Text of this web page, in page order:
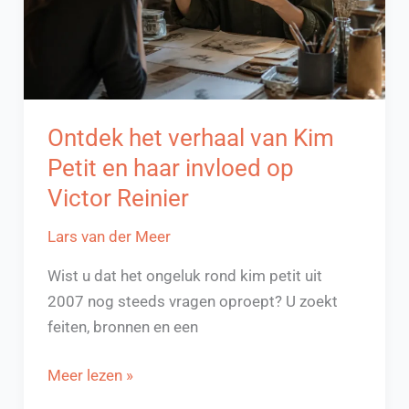
Ontdek het verhaal van Kim
Petit en haar invloed op
Victor Reinier
Lars van der Meer
Wist u dat het ongeluk rond kim petit uit
2007 nog steeds vragen oproept? U zoekt
feiten, bronnen en een
Ontdek
Meer lezen »